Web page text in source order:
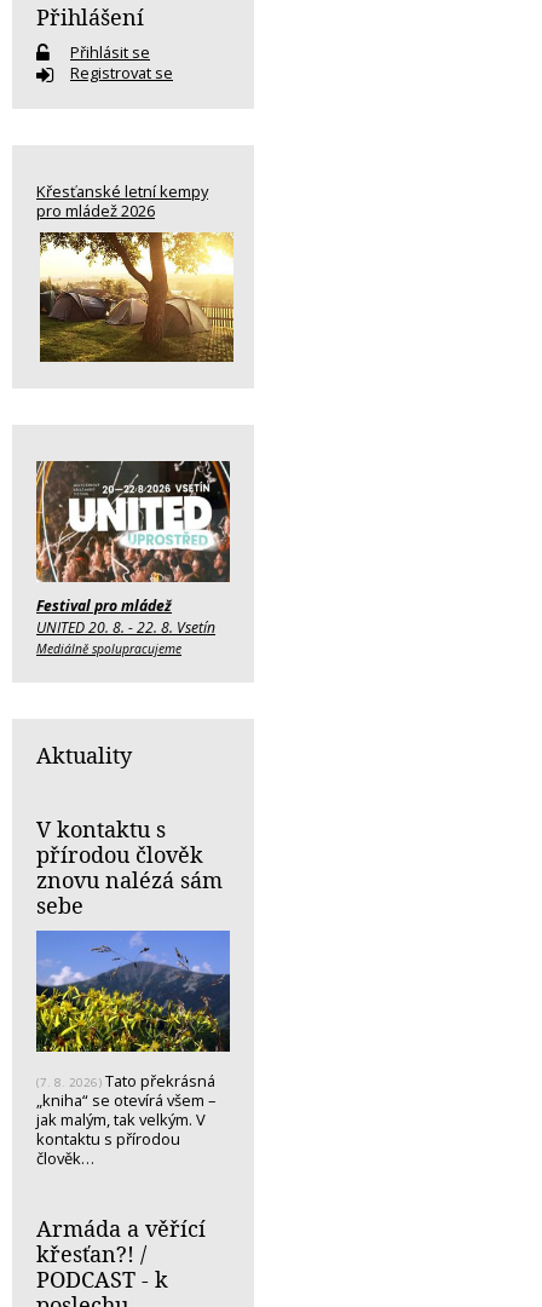
Přihlášení
Přihlásit se
Registrovat se
Křesťanské letní kempy
pro mládež 2026
Festival pro mládež
UNITED 20. 8. - 22. 8. Vsetín
Mediálně spolupracujeme
Aktuality
V kontaktu s
přírodou člověk
znovu nalézá sám
sebe
(7. 8. 2026) Tato překrásná
„kniha“ se otevírá všem –
jak malým, tak velkým. V
kontaktu s přírodou
člověk…
Armáda a věřící
křesťan?! /
PODCAST - k